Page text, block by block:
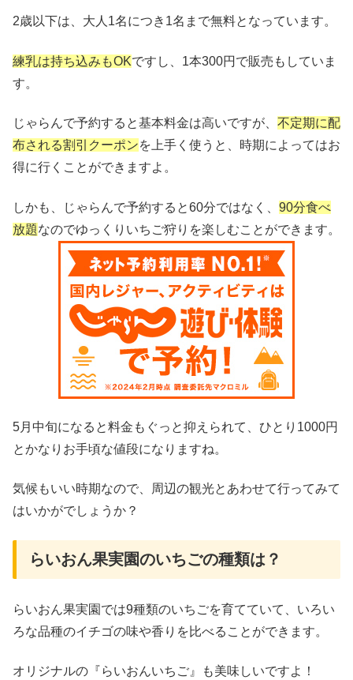
2歳以下は、大人1名につき1名まで無料となっています。
練乳は持ち込みもOKですし、1本300円で販売もしていま
す。
じゃらんで予約すると基本料金は高いですが、 不定期に配
布される割引クーポンを上手く使うと、時期によってはお
得に行くことができますよ。
しかも、じゃらんで予約すると60分ではなく、 90分食べ
放題なのでゆっくりいちご狩りを楽しむことができます。
5月中旬になると料金もぐっと抑えられて、ひとり1000円
とかなりお手頃な値段になりますね。
気候もいい時期なので、周辺の観光とあわせて行ってみて
はいかがでしょうか？
らいおん果実園のいちごの種類は？
らいおん果実園では9種類のいちごを育てていて、いろい
ろな品種のイチゴの味や香りを比べることができます。
オリジナルの『らいおんいちご』も美味しいですよ！